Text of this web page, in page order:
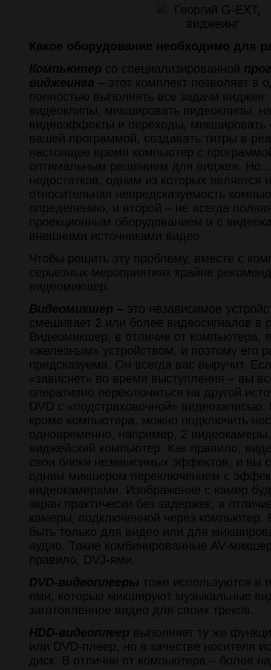
Какое оборудование необходимо для
Компьютер со специализированной
виджеинга – этот комплект позволяет в
полностью выполнять все задачи виджея:
видеоклипы, микшировать видеоклипы,
видеоэффекты и переходы, микшировать
вашей программой, создавать титры в
настоящее время компьютер с
оптимальным решением для виджея. Но...
недостатков, одним из которых является
относительная непредсказуемость
определению, и второй – не всегда
проекционным оборудованием и с
внешними источниками видео.
Чтобы решить эту проблему, вместе с
серьезных мероприятиях крайне
видеомикшер.
Видеомикшер – это независимое
смешивает 2 или более видеосигналов в
Видеомикшер, в отличие от компьютера,
«железным» устройством, и поэтому его
предсказуема. Он всегда вас выручит.
«зависнет» во время выступления – вы
оперативно переключиться на другой
DVD с «подстраховочной»
кроме компьютера, можно подключить
одновременно, например, 2
виджейский компьютер. Как правило,
свои блоки независимых эффектов, и вы
одним микшером переключением с
видеокамерами. Изображение с камер
экран практически без задержек, в
камеры, подключенной через
быть только для видео или для
аудио. Такие комбинированные AV-
правило, DVJ-ями.
DVD-видеоплееры тоже используются в
ями, которые микшируют музыкальные
заготовленное видео для своих треков.
HDD-видеоплеер выполняет ту же
или DVD-плеер, но в качестве носителя
диск. В отличие от компьютера – более